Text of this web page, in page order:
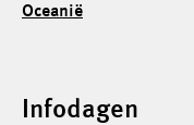
Oceanië
Infodagen